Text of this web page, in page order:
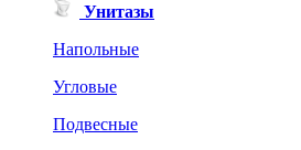
Унитазы
Напольные
Угловые
Подвесные